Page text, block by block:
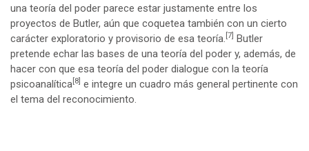
una teoría del poder parece estar justamente entre los
proyectos de Butler, aún que coquetea también con un cierto
carácter exploratorio y provisorio de esa teoría. [7] Butler
pretende echar las bases de una teoría del poder y, además, de
hacer con que esa teoría del poder dialogue con la teoría
psicoanalítica [8] e integre un cuadro más general pertinente con
el tema del reconocimiento.